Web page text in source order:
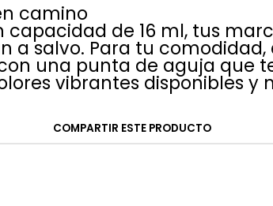
camino
capacidad de 16 ml, tus
a salvo. Para tu comodidad,
una punta de aguja que
vibrantes disponibles y
COMPARTIR ESTE PRODUCTO